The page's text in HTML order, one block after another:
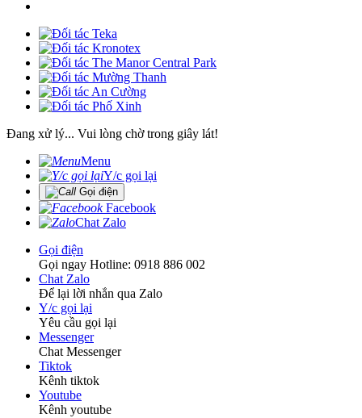
Đang xử lý... Vui lòng chờ trong giây lát!
Menu
Y/c gọi lại
Gọi điện
Facebook
Chat Zalo
Gọi điện
Gọi ngay Hotline: 0918 886 002
Chat Zalo
Để lại lời nhắn qua Zalo
Y/c gọi lại
Yêu cầu gọi lại
Messenger
Chat Messenger
Tiktok
Kênh tiktok
Youtube
Kênh youtube